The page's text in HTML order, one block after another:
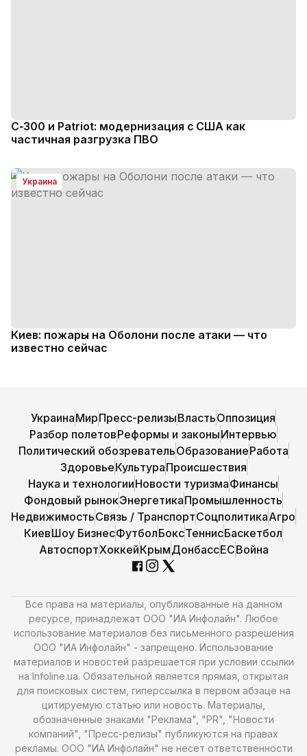
С‑300 и Patriot: модернизация с США как
частичная разгрузка ПВО
Украина
Киев: пожары на Оболони после атаки — что
известно сейчас
УкраинаМирПресс-релизыВластьОппозиция
Разбор полетовРеформы и законыИнтервью
Политический обозревательОбразованиеРабота
ЗдоровьеКультураПроисшествия
Наука и технологииНовости туризмаФинансы
Фондовый рынокЭнергетикаПромышленность
НедвижимостьСвязь / ТранспортСоцполитикаАгро
КиевШоу БизнесФутболБоксТеннисБаскетбол
АвтоспортХоккейКрымДонбассЕСВойна
Все права на материалы, опубликованные на данном
ресурсе, принадлежат ООО "ИА Инфолайн". Любое
использование материалов без письменного разрешения
ООО "ИА Инфолайн" - запрещено. Использование
материалов и новостей разрешается при условии ссылки
на Infoline.ua. Обязательной является прямая, открытая
для поисковых систем, гиперссылка в первом абзаце на
цитируемую статью или новость. Материалы,
обозначенные знаками "Реклама", "PR", "Новости
компаний", "Пресс-релизы" публикуются на правах
рекламы. ООО "ИА Инфолайн" не несет ответственности